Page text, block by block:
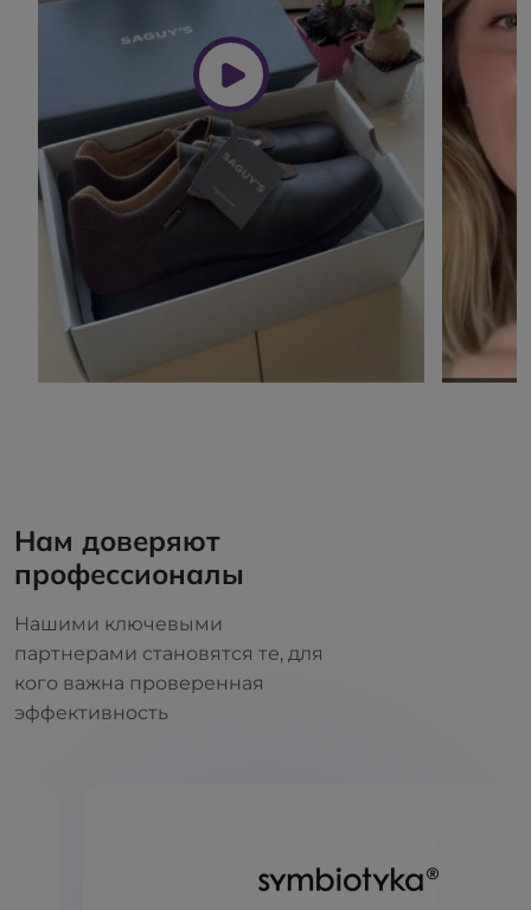
Нам доверяют
профессионалы
Нашими ключевыми
партнерами становятся те, для
кого важна проверенная
эффективность